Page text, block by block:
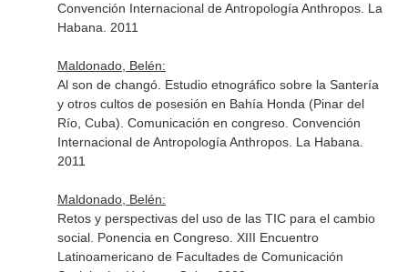
Convención Internacional de Antropología Anthropos. La
Habana. 2011
Maldonado, Belén:
Al son de changó. Estudio etnográfico sobre la Santería
y otros cultos de posesión en Bahía Honda (Pinar del
Río, Cuba). Comunicación en congreso. Convención
Internacional de Antropología Anthropos. La Habana.
2011
Maldonado, Belén:
Retos y perspectivas del uso de las TIC para el cambio
social. Ponencia en Congreso. XIII Encuentro
Latinoamericano de Facultades de Comunicación